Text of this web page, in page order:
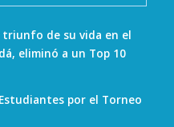
de su vida en el
eliminó a un Top 10
por el Torneo